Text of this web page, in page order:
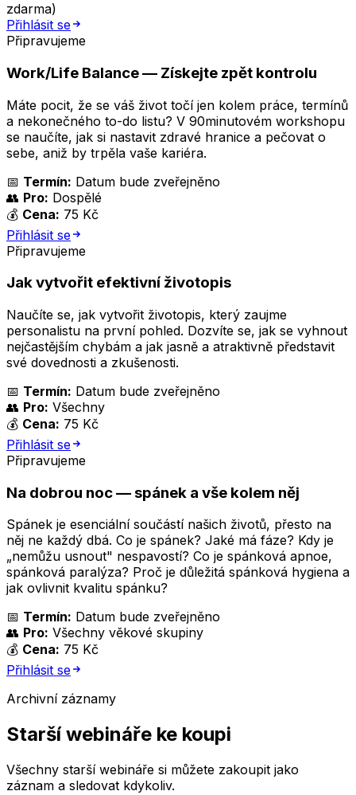
zdarma)
Přihlásit se
Připravujeme
Work/Life Balance — Získejte zpět kontrolu
Máte pocit, že se váš život točí jen kolem práce, termínů
a nekonečného to-do listu? V 90minutovém workshopu
se naučíte, jak si nastavit zdravé hranice a pečovat o
sebe, aniž by trpěla vaše kariéra.
📅 Termín: Datum bude zveřejněno
👥 Pro: Dospělé
💰 Cena: 75 Kč
Přihlásit se
Připravujeme
Jak vytvořit efektivní životopis
Naučíte se, jak vytvořit životopis, který zaujme
personalistu na první pohled. Dozvíte se, jak se vyhnout
nejčastějším chybám a jak jasně a atraktivně představit
své dovednosti a zkušenosti.
📅 Termín: Datum bude zveřejněno
👥 Pro: Všechny
💰 Cena: 75 Kč
Přihlásit se
Připravujeme
Na dobrou noc — spánek a vše kolem něj
Spánek je esenciální součástí našich životů, přesto na
něj ne každý dbá. Co je spánek? Jaké má fáze? Kdy je
„nemůžu usnout" nespavostí? Co je spánková apnoe,
spánková paralýza? Proč je důležitá spánková hygiena a
jak ovlivnit kvalitu spánku?
📅 Termín: Datum bude zveřejněno
👥 Pro: Všechny věkové skupiny
💰 Cena: 75 Kč
Přihlásit se
Archivní záznamy
Starší webináře ke koupi
Všechny starší webináře si můžete zakoupit jako
záznam a sledovat kdykoliv.